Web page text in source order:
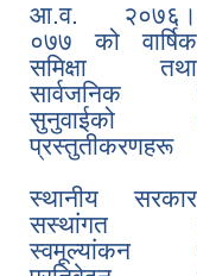
आ.व. २०७६।
०७७ को वार्षिक
समिक्षा तथा
सार्वजनिक
सुनुवाईको
प्रस्तुतीकरणहरू
स्थानीय सरकार
सस्थांगत
स्वमूल्यांकन